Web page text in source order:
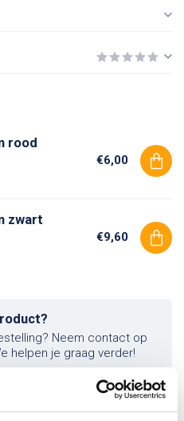
rood
€6,00
zwart
€9,60
Neem contact op
helpen je graag verder!